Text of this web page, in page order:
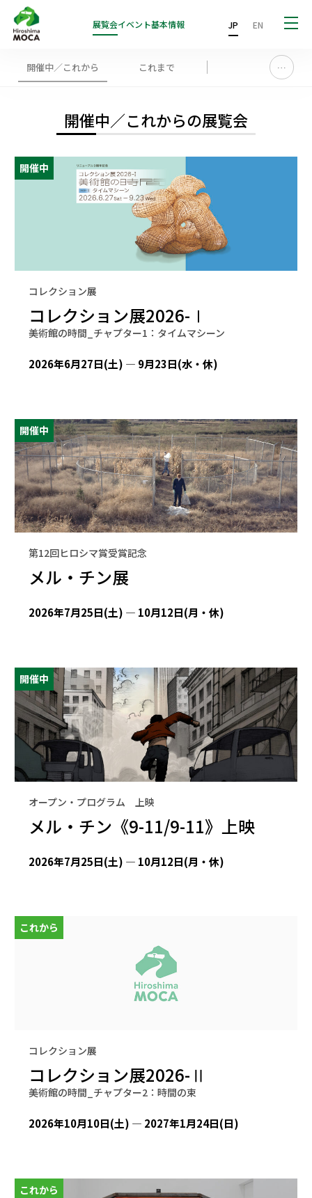
展覧会イベント基本情報 JP EN
開催中／これから これまで …
開催中／これからの展覧会
開催中
コレクション展
コレクション展2026-Ⅰ
美術館の時間_チャプター1：タイムマシーン
2026年6月27日(土) — 9月23日(水・休)
開催中
第12回ヒロシマ賞受賞記念
メル・チン展
2026年7月25日(土) — 10月12日(月・休)
開催中
オープン・プログラム 上映
メル・チン《9-11/9-11》上映
2026年7月25日(土) — 10月12日(月・休)
これから
コレクション展
コレクション展2026-Ⅱ
美術館の時間_チャプター2：時間の束
2026年10月10日(土) — 2027年1月24日(日)
これから